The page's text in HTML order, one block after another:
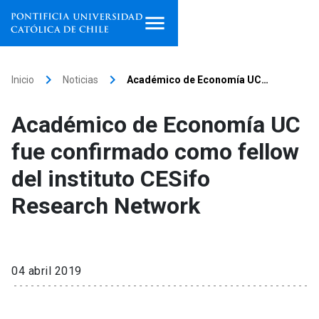
Facultades, escuelas e
institutos
Investigación
Inicio keyboard_arrow_right Noticias keyboard_arrow_right Académico de Economía UC…
Académico de Economía UC
fue confirmado como fellow
del instituto CESifo
Research Network
04 abril 2019